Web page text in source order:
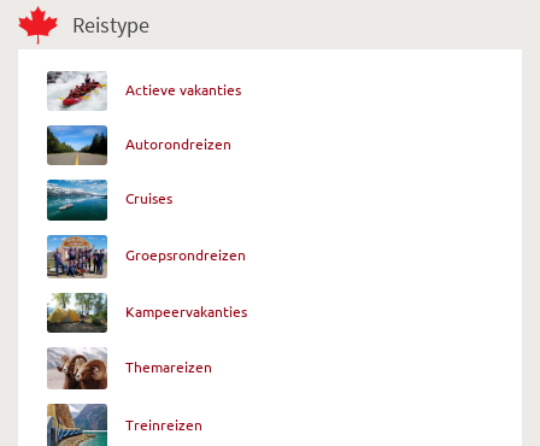
Reistype
Actieve vakanties
Autorondreizen
Cruises
Groepsrondreizen
Kampeervakanties
Themareizen
Treinreizen